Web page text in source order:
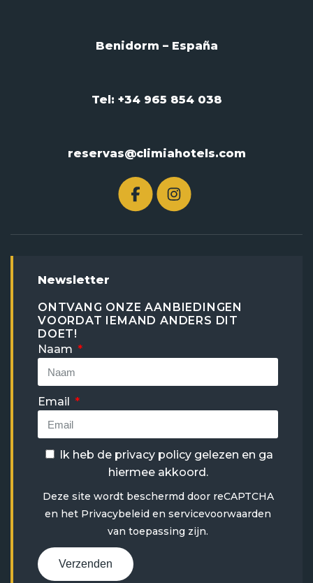
Benidorm – España
Tel: +34 965 854 038
reservas@climiahotels.com
Newsletter
ONTVANG ONZE AANBIEDINGEN
VOORDAT IEMAND ANDERS DIT
DOET!
Naam
Email
Ik heb de privacy policy gelezen en ga
hiermee akkoord.
Deze site wordt beschermd door reCAPTCHA
en het Privacybeleid en servicevoorwaarden
van toepassing zijn.
Verzenden